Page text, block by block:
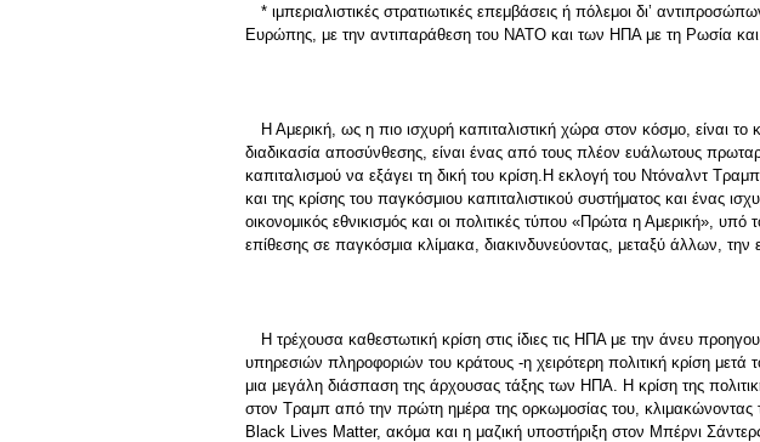
* ιμπεριαλιστικές στρατιωτικές επεμβάσεις ή πόλεμοι δι’
Ευρώπης, με την αντιπαράθεση του ΝΑΤΟ και των ΗΠΑ με τη Ρωσία και
Η Αμερική, ως η πιο ισχυρή καπιταλιστική χώρα στον κόσμο, είναι
διαδικασία αποσύνθεσης, είναι ένας από τους πλέον ευάλωτους
καπιταλισμού να εξάγει τη δική του κρίση.Η εκλογή του Ντόναλντ
και της κρίσης του παγκόσμιου καπιταλιστικού συστήματος και ένας
οικονομικός εθνικισμός και οι πολιτικές τύπου «Πρώτα η Αμερική»,
επίθεσης σε παγκόσμια κλίμακα, διακινδυνεύοντας, μεταξύ άλλων,
Η τρέχουσα καθεστωτική κρίση στις ίδιες τις ΗΠΑ με την άνευ
υπηρεσιών πληροφοριών του κράτους -η χειρότερη πολιτική κρίση
μια μεγάλη διάσπαση της άρχουσας τάξης των ΗΠΑ. Η κρίση της
στον Τραμπ από την πρώτη ημέρα της ορκωμοσίας του, κλιμακώνοντας
Black Lives Matter, ακόμα και η μαζική υποστήριξη στον Μπέρνι